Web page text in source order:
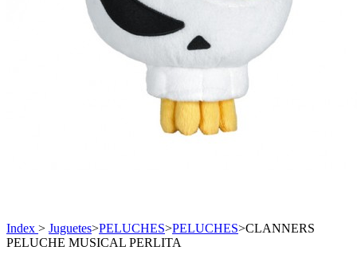
Index > Juguetes>PELUCHES>PELUCHES>CLANNERS
PELUCHE MUSICAL PERLITA